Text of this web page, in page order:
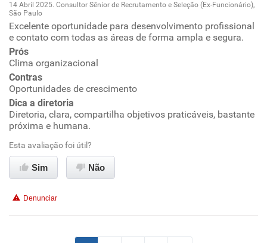
Oportunidade de promoção
Ambiente de trabalho
Conciliação com a vida familiar
Benefícios
Recomenda a diretoria
14 Abril 2025. Consultor Sênior de Recrutamento e Seleção (Ex-Funcionário),
São Paulo
Excelente oportunidade para desenvolvimento profissional
e contato com todas as áreas de forma ampla e segura.
Prós
Clima organizacional
Contras
Oportunidades de crescimento
Dica a diretoria
Diretoria, clara, compartilha objetivos praticáveis, bastante
próxima e humana.
Esta avaliação foi útil?
Sim Não
Denunciar